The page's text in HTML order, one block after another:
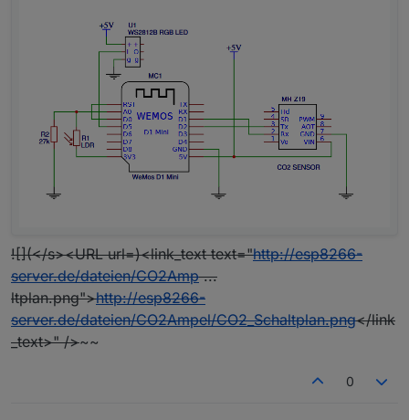
![](</s><URL url=)<link_text text="http://esp8266-
server.de/dateien/CO2Amp...
ltplan.png">http://esp8266-
server.de/dateien/CO2Ampel/CO2_Schaltplan.png</link
_text>" />~~
0